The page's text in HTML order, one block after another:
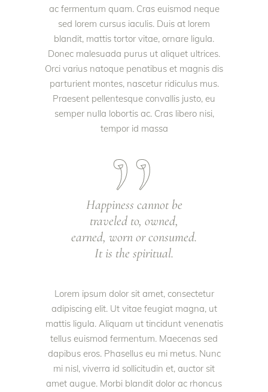
ac fermentum quam. Cras euismod neque
sed lorem cursus iaculis. Duis at lorem
blandit, mattis tortor vitae, ornare ligula.
Donec malesuada purus ut aliquet ultrices.
Orci varius natoque penatibus et magnis dis
parturient montes, nascetur ridiculus mus.
Praesent pellentesque convallis justo, eu
semper nulla lobortis ac. Cras libero nisi,
tempor id massa
Happiness cannot be
traveled to, owned,
earned, worn or consumed.
It is the spiritual.
Lorem ipsum dolor sit amet, consectetur
adipiscing elit. Ut vitae feugiat magna, ut
mattis ligula. Aliquam ut tincidunt venenatis
tellus euismod fermentum. Maecenas sed
dapibus eros. Phasellus eu mi metus. Nunc
mi nisl, viverra id sollicitudin et, auctor sit
amet augue. Morbi blandit dolor ac rhoncus